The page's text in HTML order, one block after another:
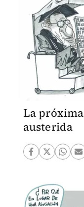
La próxima
austerida